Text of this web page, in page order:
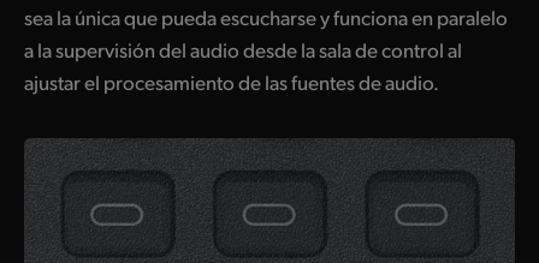
sea la única que pueda escucharse y funciona en paralelo
a la supervisión del audio desde la sala de control al
ajustar el procesamiento de las fuentes de audio.